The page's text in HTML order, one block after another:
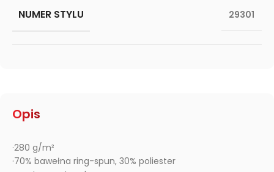
Opis
·280 g/m²
·70% bawełna ring-spun, 30% poliester
NUMER STYLU 29301